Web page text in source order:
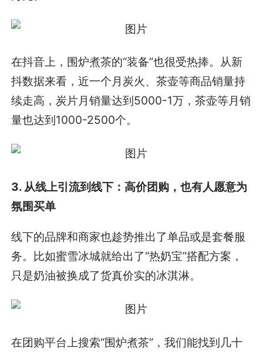
在抖音上，围炉煮茶的“装备”也很受热捧。从新
抖数据来看，近一个月炭火、茶壶等商品销量持
续走高，炭片月销量达到5000-1万，茶壶等月销
量也达到1000-2500个。
3. 从线上引流到线下：高价团购，也有人愿意为
氛围买单
线下的品牌和商家也趁势推出了单品或是套餐服
务。比如蜜雪冰城就给出了“热奶宝”搭配方案，
只是奶油被换成了货真价实的冰淇淋。
在团购平台上搜索“围炉煮茶”，我们能找到几十